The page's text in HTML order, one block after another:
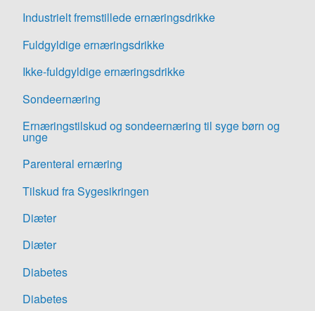
Industrielt fremstillede ernæringsdrikke
Fuldgyldige ernæringsdrikke
Ikke-fuldgyldige ernæringsdrikke
Sondeernæring
Ernæringstilskud og sondeernæring til syge børn og
unge
Parenteral ernæring
Tilskud fra Sygesikringen
Diæter
Diæter
Diabetes
Diabetes